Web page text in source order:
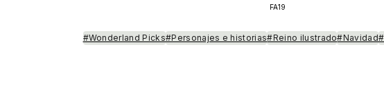
FA19
#Wonderland Picks#Personajes e historias#Reino ilustrado#Navidad